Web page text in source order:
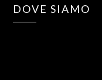
DOVE SIAMO